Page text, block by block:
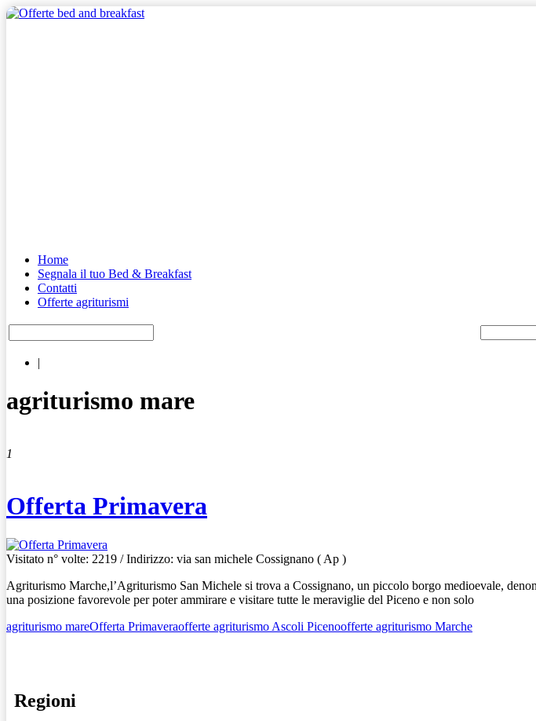
Home
Segnala il tuo Bed & Breakfast
Contatti
Offerte agriturismi
|
agriturismo mare
1
Offerta Primavera
Visitato n° volte: 2219 / Indirizzo: via san michele Cossignano ( Ap )
Agriturismo Marche,l’Agriturismo San Michele si trova a Cossignano, un piccolo borgo medioevale,
una posizione favorevole per poter ammirare e visitare tutte le meraviglie del Piceno e non solo
agriturismo mareOfferta Primaveraofferte agriturismo Ascoli Picenoofferte agriturismo Marche
Regioni